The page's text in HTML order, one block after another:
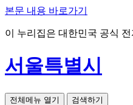
본문 내용 바로가기
이 누리집은 대한민국 공식
서울특별시
전체메뉴 열기 검색하기